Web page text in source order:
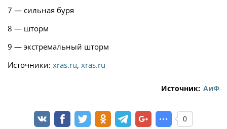
7 — сильная буря
8 — шторм
9 — экстремальный шторм
Источники: xras.ru, xras.ru
Источник: АиФ
0